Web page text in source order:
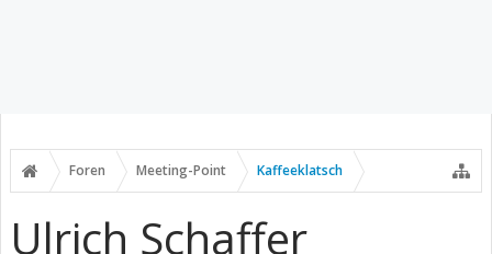
Foren Meeting-Point Kaffeeklatsch
Ulrich Schaffer